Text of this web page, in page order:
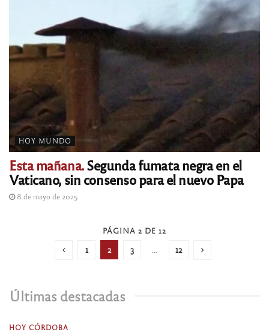
HOY MUNDO
Esta mañana.Segunda fumata negra en el
Vaticano, sin consenso para el nuevo Papa
8 de mayo de 2025
PÁGINA 2 DE 12
1 2 3 12
Últimas destacadas
HOY CÓRDOBA